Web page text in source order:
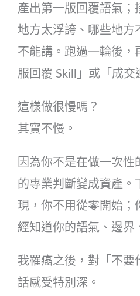
產出第一版回覆語氣；
地方太浮誇、哪些地方
不能講。跑過一輪後，
服回覆 Skill」或「成交
這樣做很慢嗎？
其實不慢。
因為你不是在做一次性
的專業判斷變成資產。
現，你不用從零開始；
經知道你的語氣、邊界
我罹癌之後，對「不要
話感受特別深。